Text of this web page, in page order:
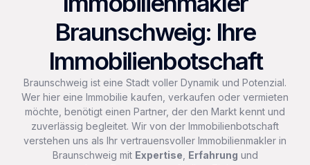
Braunschweig: Ihre
Immobilienbotschaft
Braunschweig ist eine Stadt voller Dynamik und Potenzial.
Wer hier eine Immobilie kaufen, verkaufen oder vermieten
möchte, benötigt einen Partner, der den Markt kennt und
zuverlässig begleitet. Wir von der Immobilienbotschaft
verstehen uns als Ihr vertrauensvoller Immobilienmakler in
Braunschweig mit Expertise Erfahrung und